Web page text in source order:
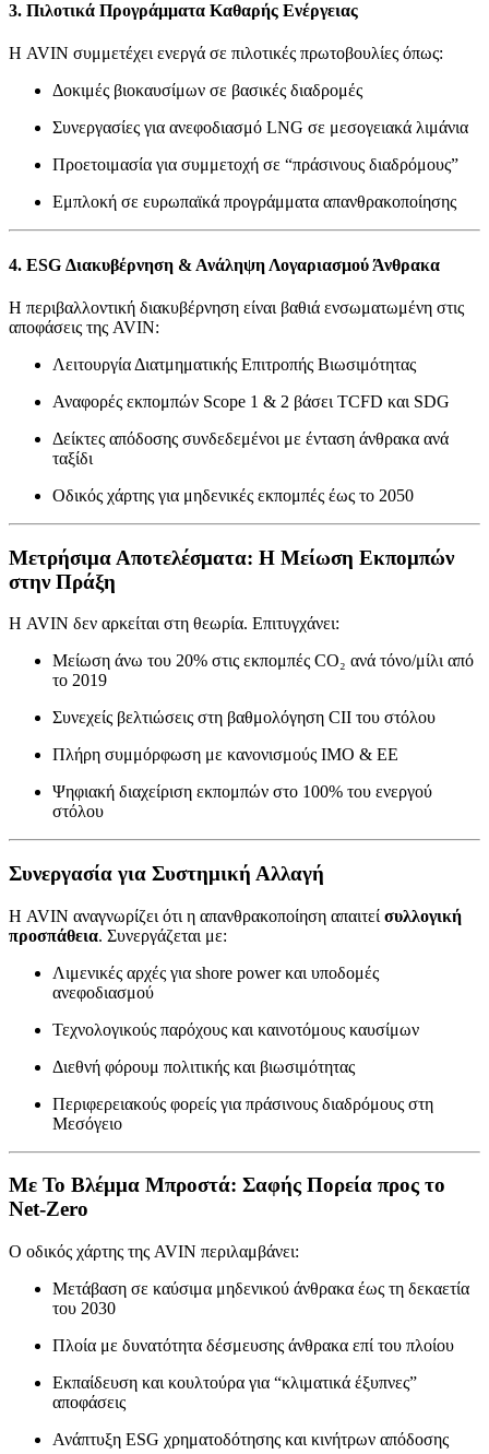
3. Πιλοτικά Προγράμματα Καθαρής Ενέργειας
Η AVIN συμμετέχει ενεργά σε πιλοτικές πρωτοβουλίες όπως:
Δοκιμές βιοκαυσίμων σε βασικές διαδρομές
Συνεργασίες για ανεφοδιασμό LNG σε μεσογειακά λιμάνια
Προετοιμασία για συμμετοχή σε “πράσινους διαδρόμους”
Εμπλοκή σε ευρωπαϊκά προγράμματα απανθρακοποίησης
4. ESG Διακυβέρνηση & Ανάληψη Λογαριασμού Άνθρακα
Η περιβαλλοντική διακυβέρνηση είναι βαθιά ενσωματωμένη στις
αποφάσεις της AVIN:
Λειτουργία Διατμηματικής Επιτροπής Βιωσιμότητας
Αναφορές εκπομπών Scope 1 & 2 βάσει TCFD και SDG
Δείκτες απόδοσης συνδεδεμένοι με ένταση άνθρακα ανά
ταξίδι
Οδικός χάρτης για μηδενικές εκπομπές έως το 2050
Μετρήσιμα Αποτελέσματα: Η Μείωση Εκπομπών
στην Πράξη
Η AVIN δεν αρκείται στη θεωρία. Επιτυγχάνει:
Μείωση άνω του 20% στις εκπομπές CO₂ ανά τόνο/μίλι από
το 2019
Συνεχείς βελτιώσεις στη βαθμολόγηση CII του στόλου
Πλήρη συμμόρφωση με κανονισμούς IMO & ΕΕ
Ψηφιακή διαχείριση εκπομπών στο 100% του ενεργού
στόλου
Συνεργασία για Συστημική Αλλαγή
Η AVIN αναγνωρίζει ότι η απανθρακοποίηση απαιτεί συλλογική
προσπάθεια. Συνεργάζεται με:
Λιμενικές αρχές για shore power και υποδομές
ανεφοδιασμού
Τεχνολογικούς παρόχους και καινοτόμους καυσίμων
Διεθνή φόρουμ πολιτικής και βιωσιμότητας
Περιφερειακούς φορείς για πράσινους διαδρόμους στη
Μεσόγειο
Με Το Βλέμμα Μπροστά: Σαφής Πορεία προς το
Net-Zero
Ο οδικός χάρτης της AVIN περιλαμβάνει:
Μετάβαση σε καύσιμα μηδενικού άνθρακα έως τη δεκαετία
του 2030
Πλοία με δυνατότητα δέσμευσης άνθρακα επί του πλοίου
Εκπαίδευση και κουλτούρα για “κλιματικά έξυπνες”
αποφάσεις
Ανάπτυξη ESG χρηματοδότησης και κινήτρων απόδοσης